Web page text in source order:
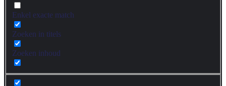
Enkel exacte match
Zoeken in titels
Zoeken inhoud